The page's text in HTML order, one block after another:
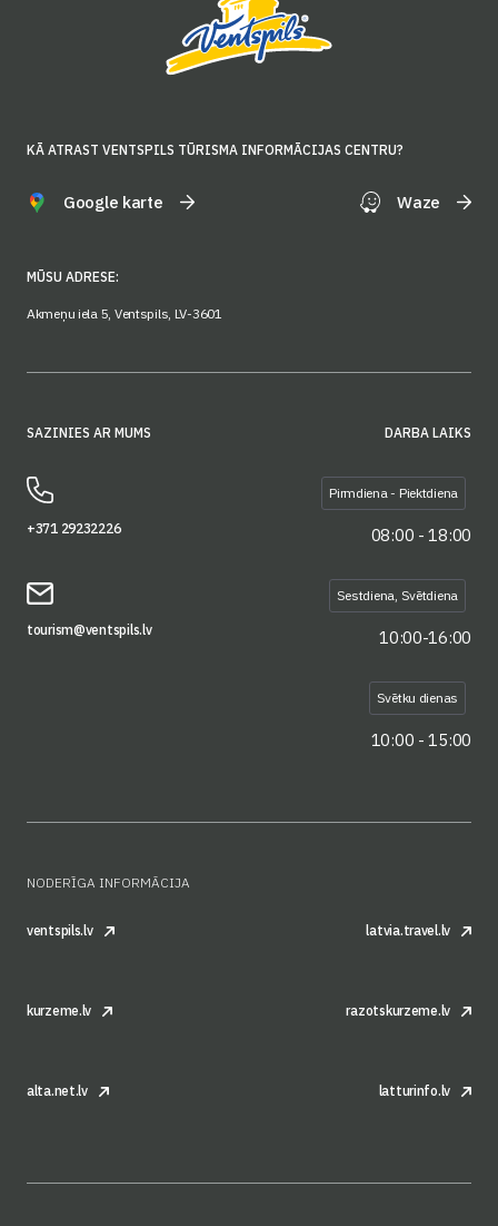
KĀ ATRAST VENTSPILS TŪRISMA INFORMĀCIJAS CENTRU?
Google karte Waze
MŪSU ADRESE:
Akmeņu iela 5, Ventspils, LV-3601
SAZINIES AR MUMS
+371 29232226
tourism@ventspils.lv
DARBA LAIKS
Pirmdiena - Piektdiena
08:00 - 18:00
Sestdiena, Svētdiena
10:00-16:00
Svētku dienas
10:00 - 15:00
NODERĪGA INFORMĀCIJA
ventspils.lv latvia.travel.lv
kurzeme.lv razotskurzeme.lv
alta.net.lv latturinfo.lv